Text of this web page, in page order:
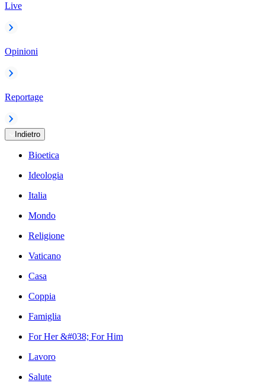
Live
Opinioni
Reportage
Indietro
Bioetica
Ideologia
Italia
Mondo
Religione
Vaticano
Casa
Coppia
Famiglia
For Her &#038; For Him
Lavoro
Salute